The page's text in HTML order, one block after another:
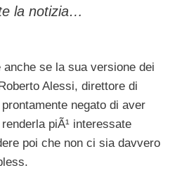
la notizia…
se la sua versione dei
Alessi, direttore di
negato di aver
piÃ¹ interessate
poi che non ci sia davvero